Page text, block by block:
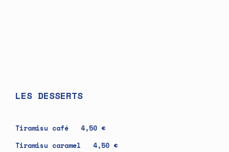
LES DESSERTS
Tiramisu café 4,50 €
Tiramisu caramel 4,50 €